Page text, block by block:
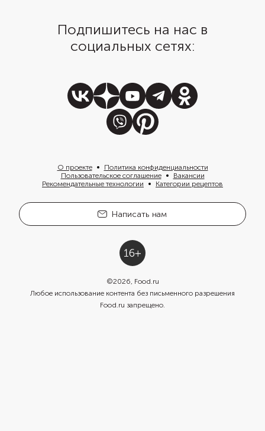
Подпишитесь на нас в
социальных сетях:
О проекте
Политика конфиденциальности
Пользовательское соглашение
Вакансии
Рекомендательные технологии
Категории рецептов
Написать нам
©2026, Food.ru
Любое использование контента без письменного разрешения
Food.ru запрещено.